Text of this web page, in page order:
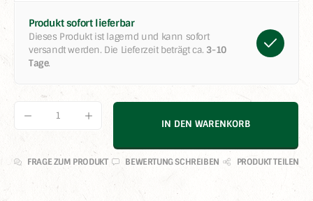
Produkt sofort lieferbar
Dieses Produkt ist lagernd und kann sofort
versandt werden. Die Lieferzeit beträgt ca. 3-10
Tage.
Produkt Anzahl: Gib den gewünschten
IN DEN WARENKORB
FRAGE ZUM PRODUKT BEWERTUNG SCHREIBEN PRODUKT TEILEN